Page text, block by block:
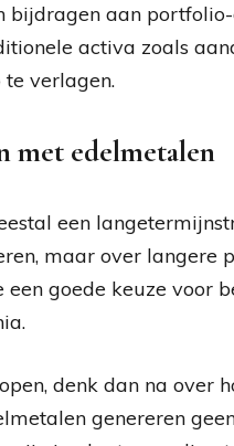
bijdragen aan
activa zoals
verlagen.
met edelmetalen
een
maar over langere
goede keuze voor
denk dan na over
genereren